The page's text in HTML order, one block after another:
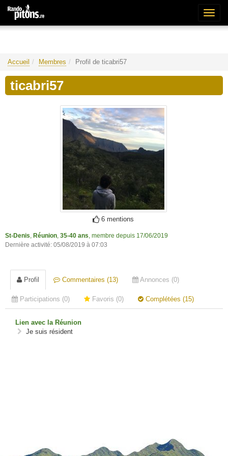
Accueil Membres Profil de ticabri57
ticabri57
6 mentions
St-Denis Réunion 35-40 ans , membre depuis 17/06/2019
Dernière activité: 05/08/2019 à 07:03
Profil Commentaires (13) Annonces (0)
Participations (0) Favoris (0) Complétées (15)
Lien avec la Réunion
Je suis résident